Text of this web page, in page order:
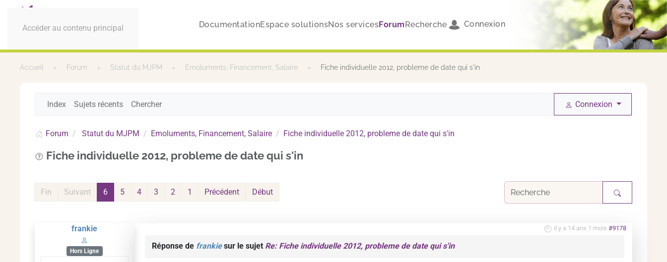
Accéder au contenu principal DocumentationEspace solutionsNos servicesForumRecherche Connexion
Accueil Forum Statut du MJPM Emoluments, Financement, Salaire Fiche individuelle 2012, probleme de date qui s'in
Index Sujets récents Chercher Connexion
Forum Statut du MJPM Emoluments, Financement, Salaire Fiche individuelle 2012, probleme de date qui s'in
Fiche individuelle 2012, probleme de date qui s'in
Début
Précédent
1
2
3
4
5
6
Suivant
Fin
frankie
Hors Ligne
il y a 14 ans 1 mois #9178
Réponse de frankiesur le sujet Re: Fiche individuelle 2012, probleme de date qui s'in